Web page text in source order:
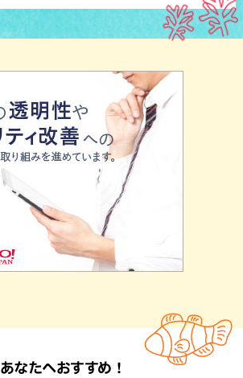
あなたへおすすめ！